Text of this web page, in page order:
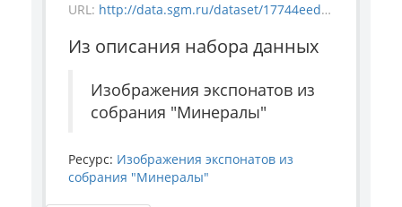
URL: http://data.sgm.ru/dataset/17744eed-27fa-4a9a-bc72-4e657fa570af/resource/760feb0d-85c2-4fec-8c8a-47bf3849e453/download/-63834.jpg
Из описания набора данных
Изображения экспонатов из
собрания "Минералы"
Ресурс: Изображения экспонатов из
собрания "Минералы"